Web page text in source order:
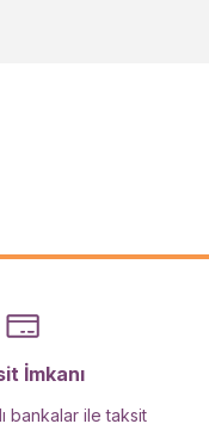
İmkanı
bankalar ile taksit